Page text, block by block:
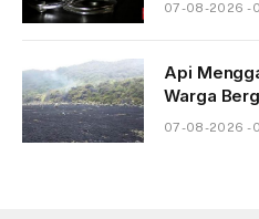
07-08-2026 -
Api
Warga
07-08-2026 -